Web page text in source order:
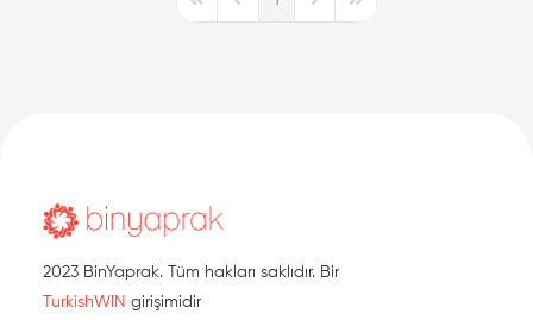
First PagePrevious PageNext PageLast Page
2023 BinYaprak. Tüm hakları saklıdır. Bir
TurkishWIN girişimidir